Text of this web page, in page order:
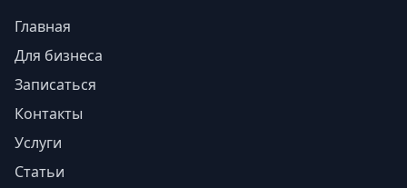
Главная
Для бизнеса
Записаться
Контакты
Услуги
Статьи